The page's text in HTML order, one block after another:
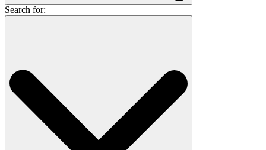
Search for: